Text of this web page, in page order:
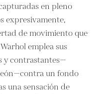
en pleno
expresivamente,
de movimiento que
emplea sus
y contrastantes—
un fondo
una sensación de